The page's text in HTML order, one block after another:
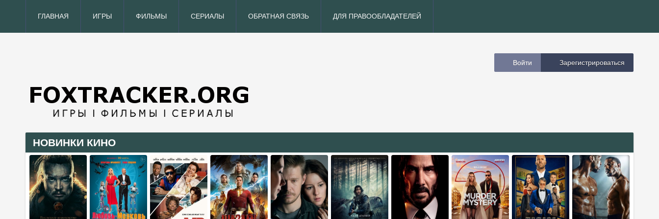
ГЛАВНАЯ ИГРЫ ФИЛЬМЫ СЕРИАЛЫ ОБРАТНАЯ СВЯЗЬ ДЛЯ ПРАВООБЛАДАТЕЛЕЙ
Войти Зарегистрироваться
НОВИНКИ КИНО